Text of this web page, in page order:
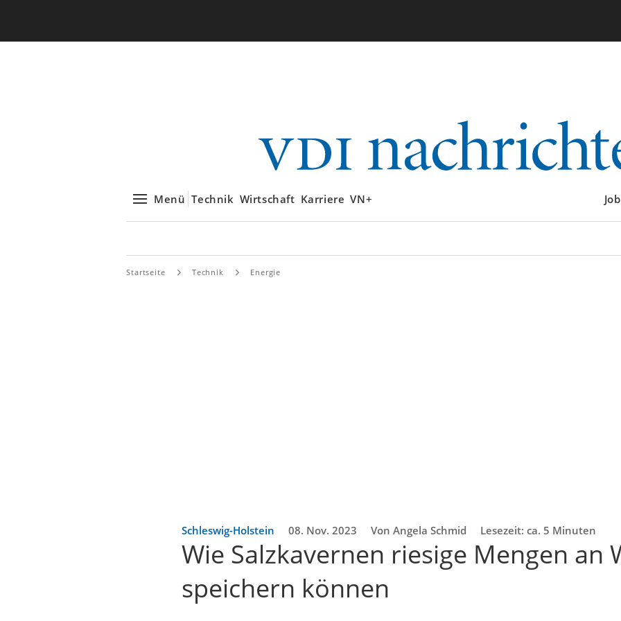
Menü Technik Wirtschaft Karriere VN+
Startseite Technik Energie
Schleswig-Holstein 08. Nov. 2023 Von Angela Schmid Lesezeit: ca. 5 Minuten
Wie Salzkavernen riesige Mengen an
speichern können